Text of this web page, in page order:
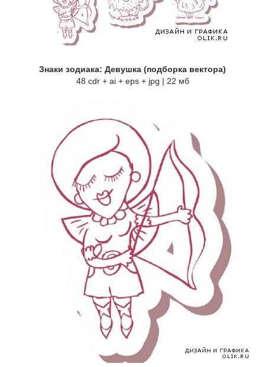
Знаки зодиака: Девушка (подборка вектора)
48 cdr + ai + eps + jpg | 22 мб